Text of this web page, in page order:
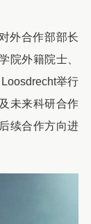
外合作部部长
院外籍院士、
举行
未来科研合作
续合作方向进